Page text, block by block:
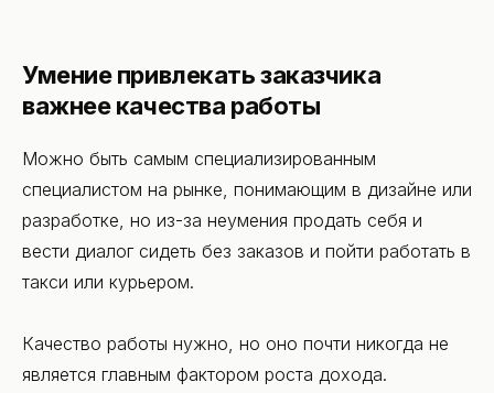
Умение привлекать заказчика
важнее качества работы
Можно быть самым специализированным
специалистом на рынке, понимающим в дизайне или
разработке, но из-за неумения продать себя и
вести диалог сидеть без заказов и пойти работать в
такси или курьером.
Качество работы нужно, но оно почти никогда не
является главным фактором роста дохода.